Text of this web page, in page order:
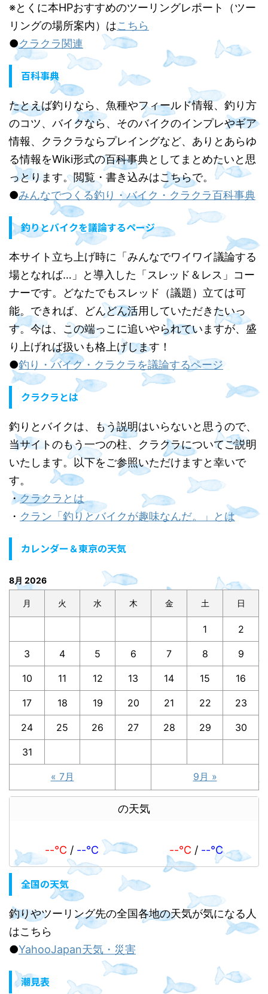
※とくに本HPおすすめのツーリングレポート（ツー
リングの場所案内）はこちら
●クラクラ関連
百科事典
たとえば釣りなら、魚種やフィールド情報、釣り方
のコツ、バイクなら、そのバイクのインプレやギア
情報、クラクラならプレイングなど、ありとあらゆ
る情報をWiki形式の百科事典としてまとめたいと思
っとります。閲覧・書き込みはこちらで。
●みんなでつくる釣り・バイク・クラクラ百科事典
釣りとバイクを議論するページ
本サイト立ち上げ時に「みんなでワイワイ議論する
場となれば…」と導入した「スレッド＆レス」コー
ナーです。どなたでもスレッド（議題）立ては可
能。できれば、どんどん活用していただきたいっ
す。今は、この端っこに追いやられていますが、盛
り上げれば扱いも格上げします！
●釣り・バイク・クラクラを議論するページ
クラクラとは
釣りとバイクは、もう説明はいらないと思うので、
当サイトのもう一つの柱、クラクラについてご説明
いたします。以下をご参照いただけますと幸いで
す。
・クラクラとは
・ クラン「釣りとバイクが趣味なんだ。」とは
カレンダー＆東京の天気
8月 2026
月 火 水 木 金 土 日
1 2
3 4 5 6 7 8 9
10 11 12 13 14 15 16
17 18 19 20 21 22 23
24 25 26 27 28 29 30
31
« 7月 9月 »
の天気
--℃ / --℃ --℃ / --℃
全国の天気
釣りやツーリング先の全国各地の天気が気になる人
はこちら
●YahooJapan天気・災害
潮見表